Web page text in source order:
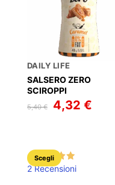
DAILY LIFE
SALSERO ZERO
SCIROPPI
5,40€
Il
prezzo
4,32 €Il
prezzo
2 Recensioni
Scegli
Questo
prodotto